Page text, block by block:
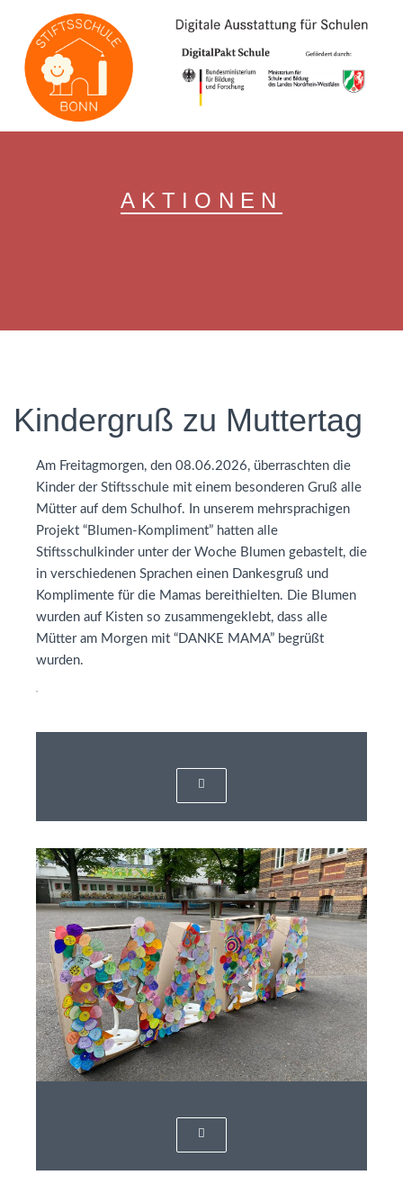
AKTIONEN
Kindergruß zu Muttertag
Am Freitagmorgen, den 08.06.2026, überraschten die
Kinder der Stiftsschule mit einem besonderen Gruß alle
Mütter auf dem Schulhof. In unserem mehrsprachigen
Projekt “Blumen-Kompliment” hatten alle
Stiftsschulkinder unter der Woche Blumen gebastelt, die
in verschiedenen Sprachen einen Dankesgruß und
Komplimente für die Mamas bereithielten. Die Blumen
wurden auf Kisten so zusammengeklebt, dass alle
Mütter am Morgen mit “DANKE MAMA” begrüßt
wurden.